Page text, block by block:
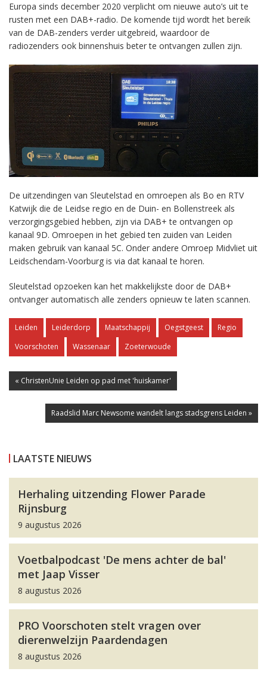
Europa sinds december 2020 verplicht om nieuwe auto’s uit te
rusten met een DAB+-radio. De komende tijd wordt het bereik
van de DAB-zenders verder uitgebreid, waardoor de
radiozenders ook binnenshuis beter te ontvangen zullen zijn.
De uitzendingen van Sleutelstad en omroepen als Bo en RTV
Katwijk die de Leidse regio en de Duin- en Bollenstreek als
verzorgingsgebied hebben, zijn via DAB+ te ontvangen op
kanaal 9D. Omroepen in het gebied ten zuiden van Leiden
maken gebruik van kanaal 5C. Onder andere Omroep Midvliet uit
Leidschendam-Voorburg is via dat kanaal te horen.
Sleutelstad opzoeken kan het makkelijkste door de DAB+
ontvanger automatisch alle zenders opnieuw te laten scannen.
Leiden Leiderdorp Maatschappij Oegstgeest
Regio
Voorschoten
Wassenaar Zoeterwoude
« ChristenUnie Leiden op pad met 'huiskamer'
Raadslid Marc Newsome wandelt langs stadsgrens Leiden »
LAATSTE NIEUWS
Herhaling uitzending Flower Parade
Rijnsburg
9 augustus 2026
Voetbalpodcast 'De mens achter de bal'
met Jaap Visser
8 augustus 2026
PRO Voorschoten stelt vragen over
dierenwelzijn Paardendagen
8 augustus 2026